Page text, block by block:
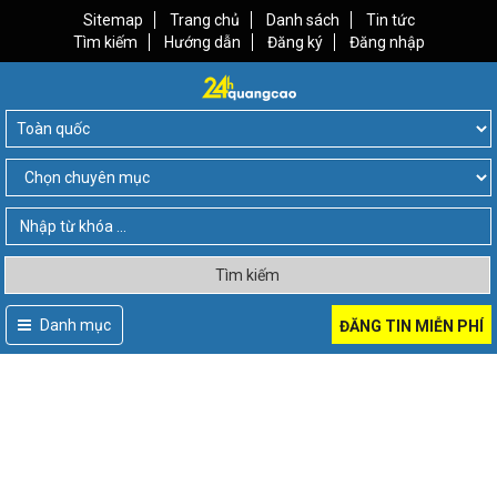
Sitemap Trang chủ Danh sách
Tin tức
Tìm kiếm
Hướng dẫn Đăng ký Đăng nhập
Tìm kiếm
Danh mục ĐĂNG TIN MIỄN PHÍ